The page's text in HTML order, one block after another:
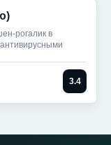
рогалик в
3.4